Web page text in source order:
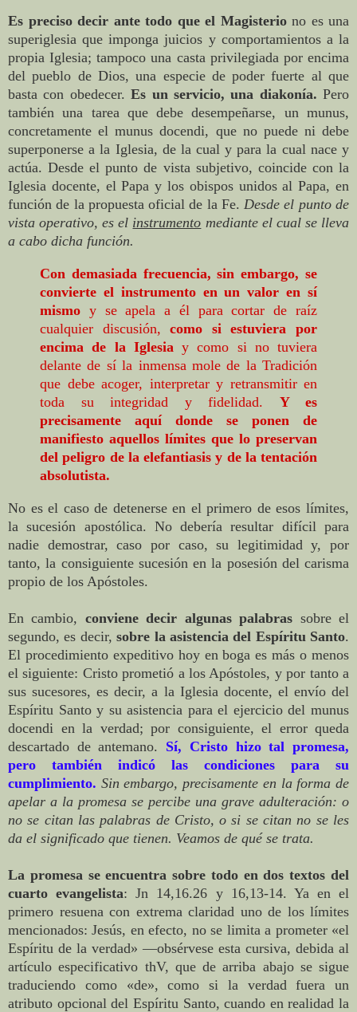
Es preciso decir ante todo que el Magisteriono es una
superiglesia que imponga juicios y comportamientos a la
propia Iglesia; tampoco una casta privilegiada por encima
del pueblo de Dios, una especie de poder fuerte al que
basta con obedecer.Es un servicio, una diakonía. Pero
también una tarea que debe desempeñarse, un munus,
concretamente el munus docendi, que no puede ni debe
superponerse a la Iglesia, de la cual y para la cual nace y
actúa. Desde el punto de vista subjetivo, coincide con la
Iglesia docente, el Papa y los obispos unidos al Papa, en
función de la propuesta oficial de la Fe. Desde el punto de
vista operativo, es el instrumento mediante el cual se lleva
a cabo dicha función.
Con demasiada frecuencia, sin embargo, se
convierte el instrumento en un valor en sí
mismo y se apela a él para cortar de raíz
cualquier discusión,como si estuviera por
encima de la Iglesia y como si no tuviera
delante de sí la inmensa mole de la Tradición
que debe acoger, interpretar y retransmitir en
toda su integridad y fidelidad. Y es
precisamente aquí donde se ponen de
manifiesto aquellos límites que lo preservan
del peligro de la elefantiasis y de la tentación
absolutista.
No es el caso de detenerse en el primero de esos límites,
la sucesión apostólica. No debería resultar difícil para
nadie demostrar, caso por caso, su legitimidad y, por
tanto, la consiguiente sucesión en la posesión del carisma
propio de los Apóstoles.
En cambio, conviene decir algunas palabras sobre el
segundo, es decir,sobre la asistencia del Espíritu Santo.
El procedimiento expeditivo hoy en boga es más o menos
el siguiente: Cristo prometió a los Apóstoles, y por tanto a
sus sucesores, es decir, a la Iglesia docente, el envío del
Espíritu Santo y su asistencia para el ejercicio del munus
docendi en la verdad; por consiguiente, el error queda
descartado de antemano. Sí, Cristo hizo tal promesa,
pero también indicó las condiciones para su
cumplimiento. Sin embargo, precisamente en la forma de
apelar a la promesa se percibe una grave adulteración: o
no se citan las palabras de Cristo, o si se citan no se les
da el significado que tienen. Veamos de qué se trata.
La promesa se encuentra sobre todo en dos textos del
cuarto evangelista: Jn 14,16.26 y 16,13-14. Ya en el
primero resuena con extrema claridad uno de los límites
mencionados: Jesús, en efecto, no se limita a prometer «el
Espíritu de la verdad» —obsérvese esta cursiva, debida al
artículo especificativo thV, que de arriba abajo se sigue
traduciendo como «de», como si la verdad fuera un
atributo opcional del Espíritu Santo, cuando en realidad la